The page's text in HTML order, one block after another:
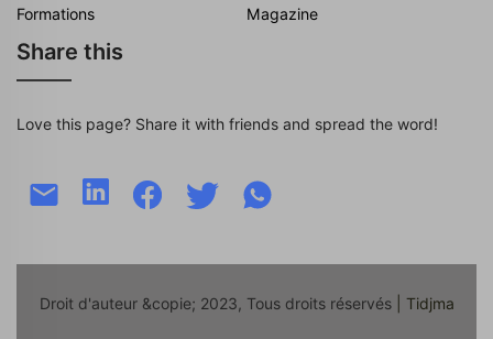
Formations
Magazine
Share this
Love this page? Share it with friends and spread the word!
Droit d'auteur &copie; 2023, Tous droits réservés | Tidjma